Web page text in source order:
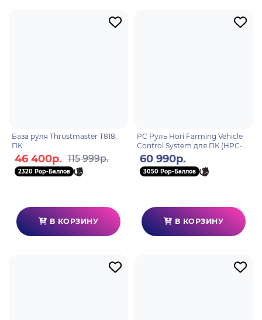
База руля Thrustmaster T818,
ПК
46 400р. 115 999р.
2320 Pop-Баллов
В КОРЗИНУ
PС Руль Hori Farming Vehicle
Control System для ПК (HPC-
043U)
60 990р.
3050 Pop-Баллов
В КОРЗИНУ